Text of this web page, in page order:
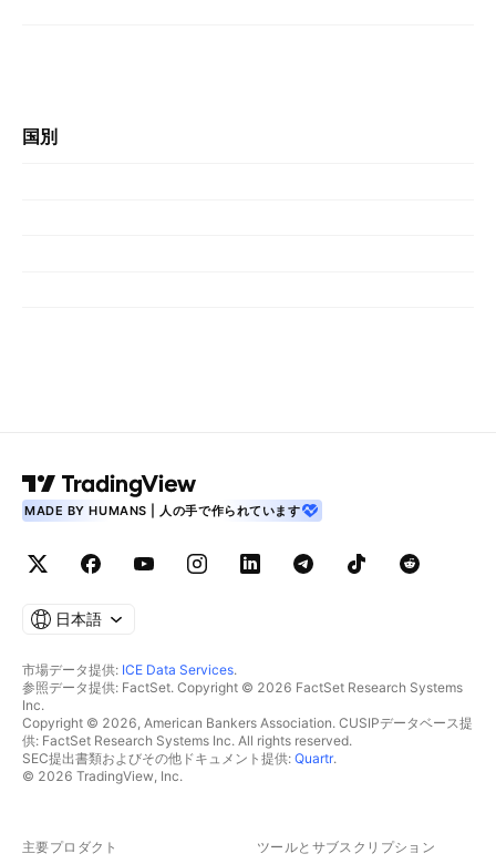
国別
MADE BY HUMANS | 人の手で作られています
日本語
市場データ提供: ICE Data Services.
参照データ提供: FactSet. Copyright © 2026 FactSet Research Systems
Inc.
Copyright © 2026, American Bankers Association. CUSIPデータベース提
供: FactSet Research Systems Inc. All rights reserved.
SEC提出書類およびその他ドキュメント提供: Quartr.
© 2026 TradingView, Inc.
主要プロダクト ツールとサブスクリプション